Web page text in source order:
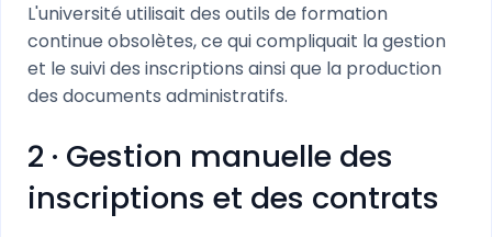
L'université utilisait des outils de formation
continue obsolètes, ce qui compliquait la gestion
et le suivi des inscriptions ainsi que la production
des documents administratifs.
2 · Gestion manuelle des
inscriptions et des contrats